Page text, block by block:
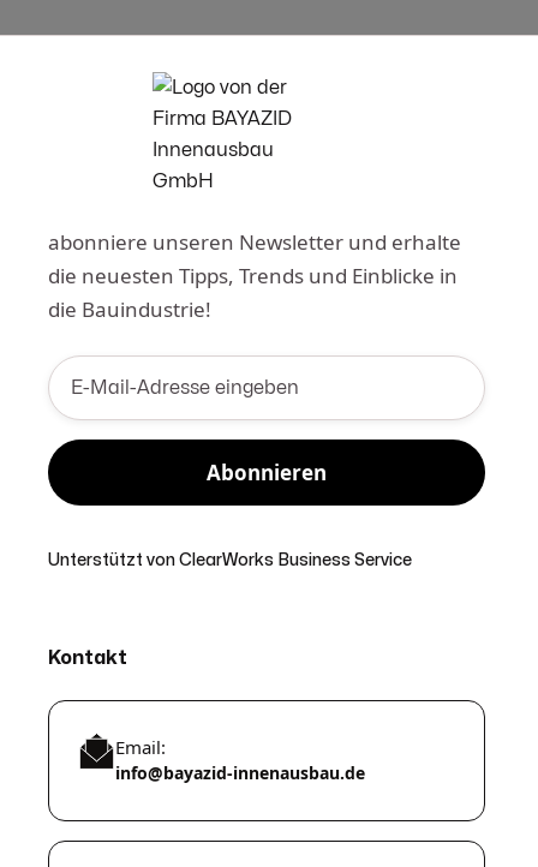
abonniere unseren Newsletter und erhalte
die neuesten Tipps, Trends und Einblicke in
die Bauindustrie!
Unterstützt von ClearWorks Business Service
Kontakt
Email:
info@bayazid-innenausbau.de